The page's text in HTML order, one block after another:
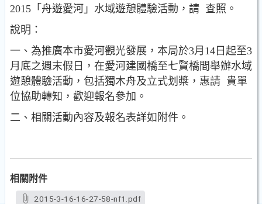
2015「舟遊愛河」水域遊憩體驗活動，請 查照。
說明：
一、為推廣本市愛河觀光發展，本局於3月14日起至3
月底之週末假日，在愛河建國橋至七賢橋間舉辦水域
遊憩體驗活動，包括獨木舟及立式划槳，惠請 貴單
位協助轉知，歡迎報名參加。
二、相關活動內容及報名表詳如附件。
相關附件
2015-3-16-16-27-58-nf1.pdf